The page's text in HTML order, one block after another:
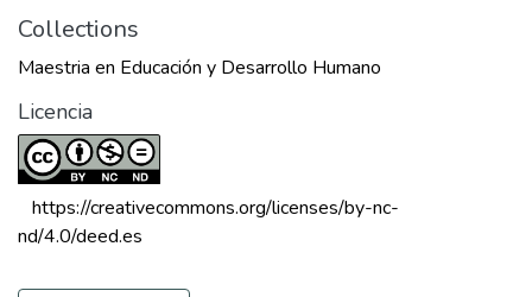
Collections
Maestria en Educación y Desarrollo Humano
Licencia
https://creativecommons.org/licenses/by-nc-
nd/4.0/deed.es